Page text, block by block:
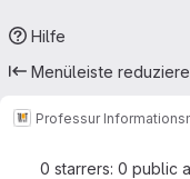
Hilfe
Menüleiste
Professur
0 starrers: 0 public